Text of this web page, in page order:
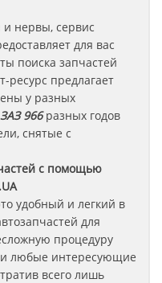
нервы, сервис
для вас
поиска запчастей
предлагает
у разных
ЗАЗ 966разных годов
снятые с
с помощью
удобный и легкий в
для
процедуру
любые интересующие
всего лишь